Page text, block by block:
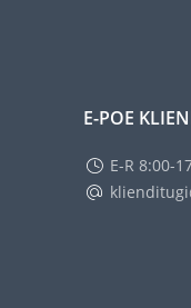
E-POE
E-R 8:00-